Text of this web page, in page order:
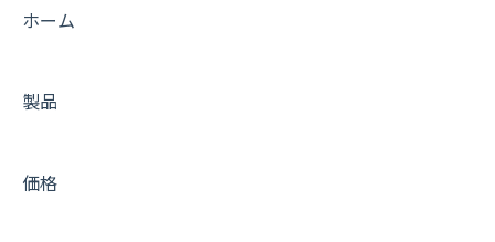
ベンダー別 DNS 設定ガイド
ホーム
製品
価格